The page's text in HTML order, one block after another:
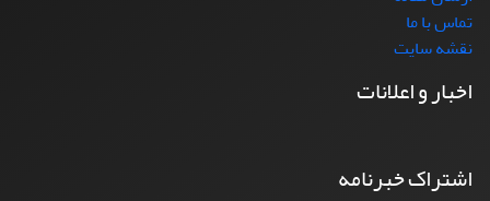
تماس با ما
نقشه سایت
اخبار و اعلانات
اشتراک خبرنامه